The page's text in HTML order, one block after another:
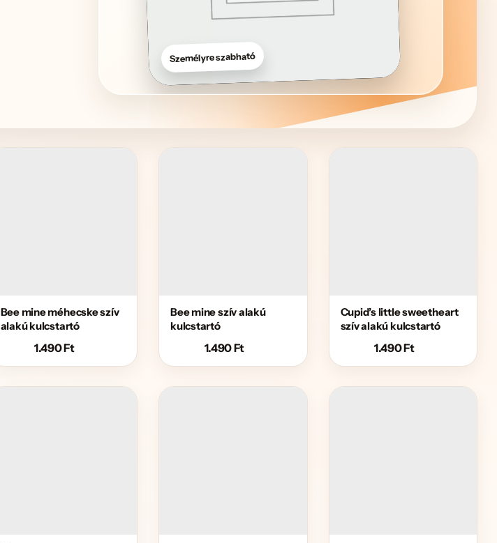
Személyre szabható
Bee mine méhecske szív
alakú kulcstartó
1.490Ft
Bee mine szív alakú
kulcstartó
1.490Ft
Cupid’s little sweetheart
szív alakú kulcstartó
1.490Ft